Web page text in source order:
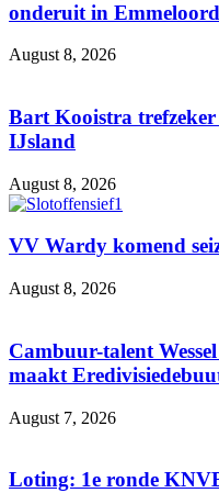
onderuit in Emmeloord
August 8, 2026
Bart Kooistra
IJsland
August 8, 2026
VV Wardy komend
August 8, 2026
Cambuur-talent
maakt
August 7, 2026
Loting: 1e ronde